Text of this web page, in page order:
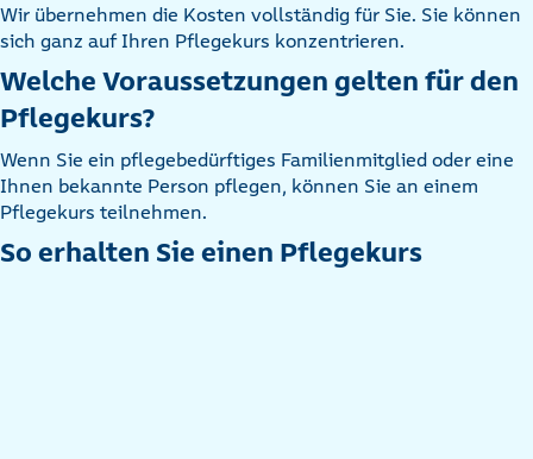
Wir übernehmen die Kosten vollständig für Sie. Sie können
sich ganz auf Ihren Pflegekurs konzentrieren.
Welche Voraussetzungen gelten für den
Pflegekurs?
Wenn Sie ein pflegebedürftiges Familienmitglied oder eine
Ihnen bekannte Person pflegen, können Sie an einem
Pflegekurs teilnehmen.
So erhalten Sie einen Pflegekurs